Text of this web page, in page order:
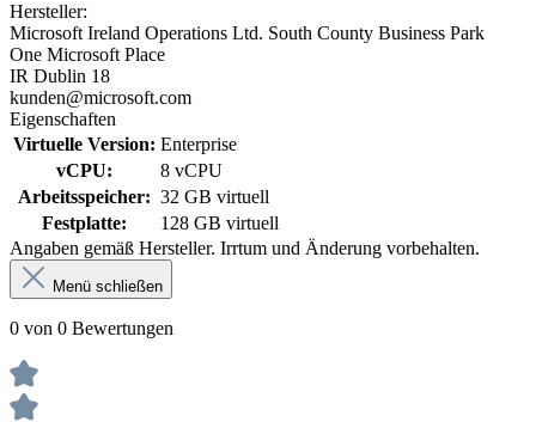
Hersteller:
Microsoft Ireland Operations Ltd. South County Business Park
One Microsoft Place
IR Dublin 18
kunden@microsoft.com
Eigenschaften
Virtuelle Version: Enterprise
vCPU:
8 vCPU
Arbeitsspeicher: 32 GB virtuell
Festplatte:
128 GB virtuell
Angaben gemäß Hersteller. Irrtum und Änderung vorbehalten.
Menü schließen
0 von 0 Bewertungen